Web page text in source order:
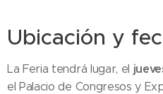
Ubicación y
La Feria tendrá lugar, el
el Palacio de Congresos y